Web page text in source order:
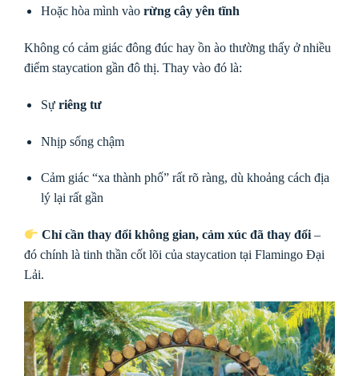
Hoặc hòa mình vào rừng cây yên tĩnh
Không có cảm giác đông đúc hay ồn ào thường thấy ở nhiều
điểm staycation gần đô thị. Thay vào đó là:
Sự riêng tư
Nhịp sống chậm
Cảm giác “xa thành phố” rất rõ ràng, dù khoảng cách địa
lý lại rất gần
Chỉ cần thay đổi không gian, cảm xúc đã thay đổi –
đó chính là tinh thần cốt lõi của staycation tại Flamingo Đại
Lải.